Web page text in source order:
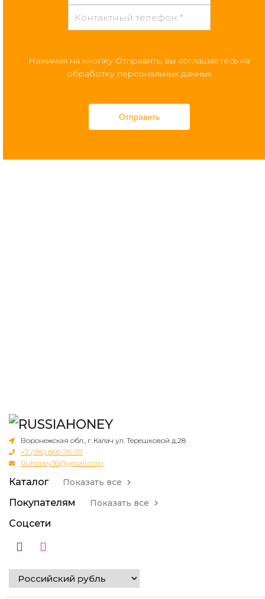
Нажимая на кнопку Отправить, вы соглашаетесь на
обработку персональных данных
Воронежская обл., г. Калач ул. Терешковой д.28
+7 (916) 868-76-97
Ruhoney36@gmail.com
Каталог Показать все
Покупателям Показать все
Соцсети